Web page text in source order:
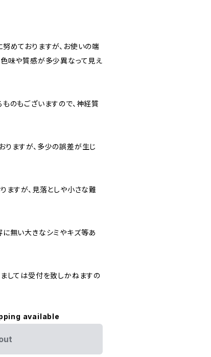
めておりますが、お使いの端
味や質感が多少異なって見え
のもございますので、神経質
ますが、多少の誤差が生じ
ますが、見落としや小さな難
無い大きなシミやキズ等あ
しては受付を致しかねますの
available